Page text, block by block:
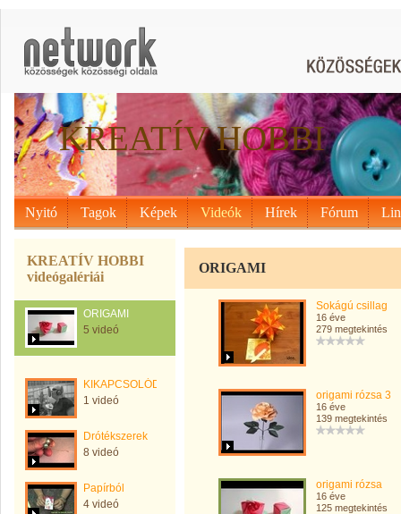
KREATÍV HOBBI
Nyitó Tagok Képek Videók Hírek Fórum
KREATÍV HOBBI
videógalériái
ORIGAMI
5 videó
KIKAPCSOLÓDÁS
1 videó
Drótékszerek
8 videó
Papírból
4 videó
ORIGAMI
Sokágú csillag
16 éve
279 megtekintés
origami rózsa 3
16 éve
139 megtekintés
origami rózsa
16 éve
125 megtekintés